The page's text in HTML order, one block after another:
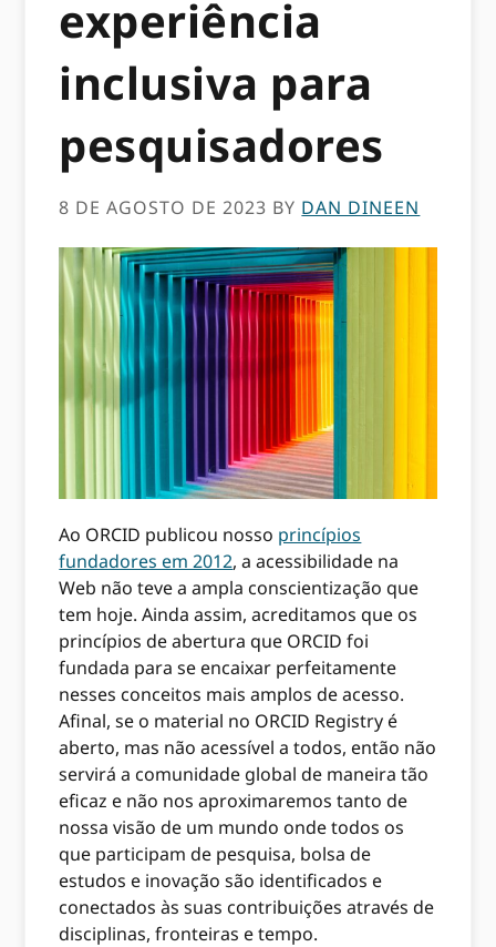
experiência
inclusiva para
pesquisadores
8 DE AGOSTO DE 2023 BY DAN DINEEN
Ao ORCID publicou nosso princípios
fundadores em 2012, a acessibilidade na
Web não teve a ampla conscientização que
tem hoje. Ainda assim, acreditamos que os
princípios de abertura que ORCID foi
fundada para se encaixar perfeitamente
nesses conceitos mais amplos de acesso.
Afinal, se o material no ORCID Registry é
aberto, mas não acessível a todos, então não
servirá a comunidade global de maneira tão
eficaz e não nos aproximaremos tanto de
nossa visão de um mundo onde todos os
que participam de pesquisa, bolsa de
estudos e inovação são identificados e
conectados às suas contribuições através de
disciplinas, fronteiras e tempo.